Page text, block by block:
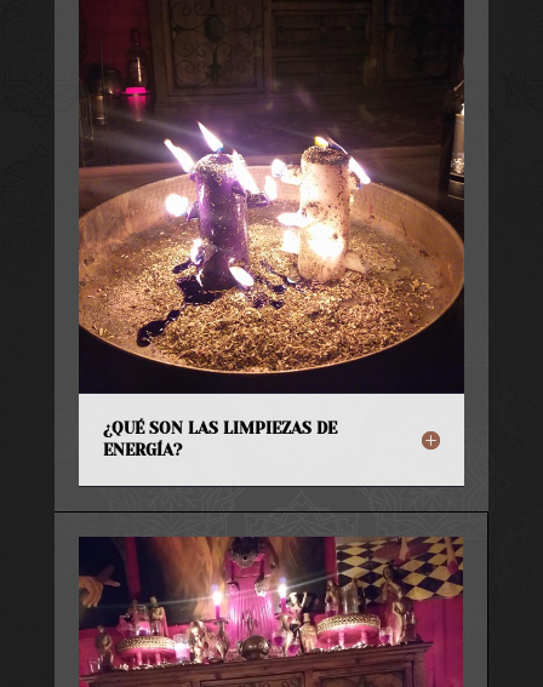
¿QUÉ SON LAS LIMPIEZAS DE
ENERGÍA?